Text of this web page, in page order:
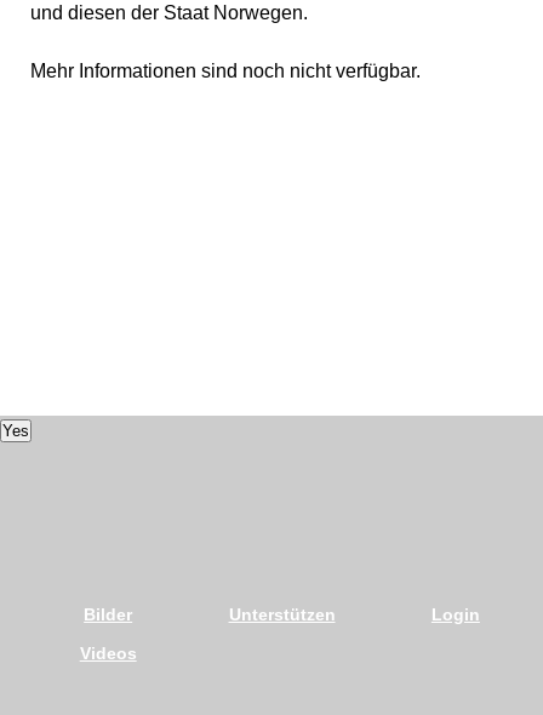
und diesen der Staat Norwegen.
Mehr Informationen sind noch nicht verfügbar.
Yes
Bilder
Videos
Unterstützen Login